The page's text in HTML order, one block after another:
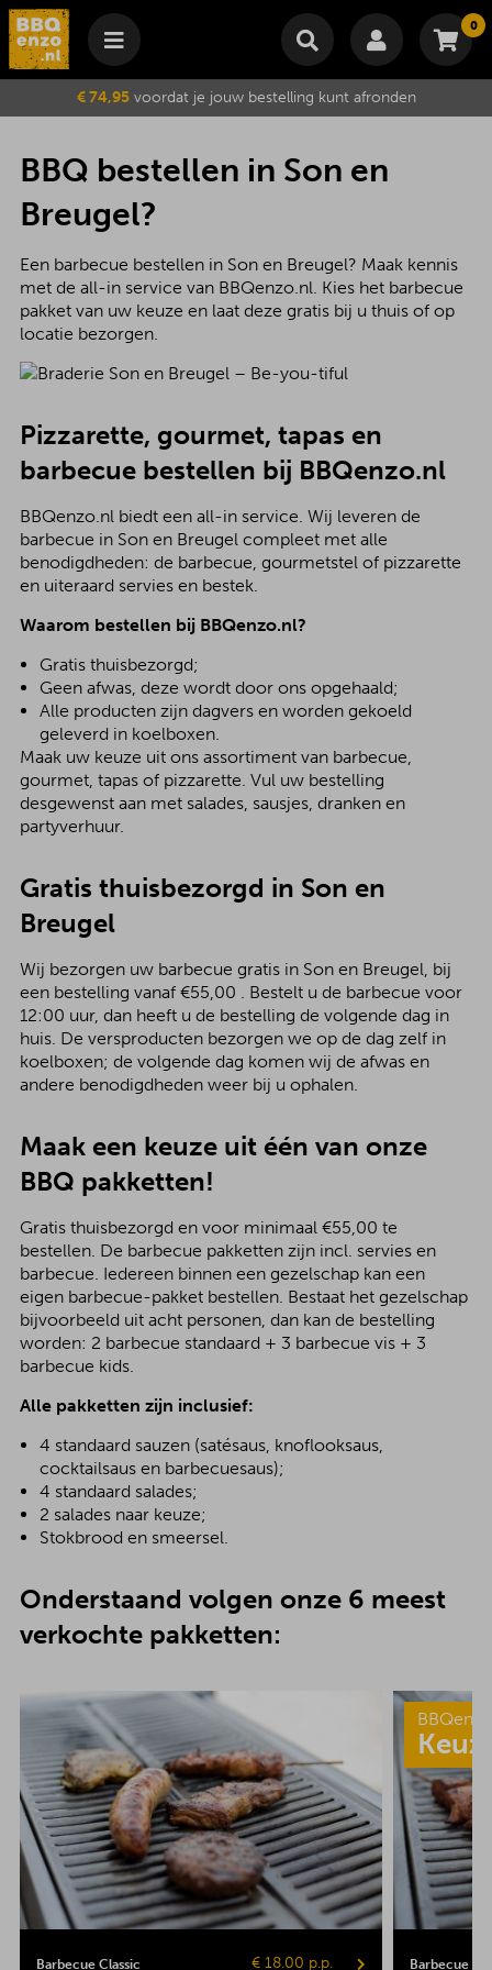
0
Winkelmand
Je winkelwagen is momenteel leeg.
Subtotaal €
Wijzig winkelmand
€ 74,95voordat je jouw bestelling kunt afronden
BBQ bestellen in Son en
Breugel?
Een barbecue bestellen in Son en Breugel? Maak kennis
met de all-in service van BBQenzo.nl. Kies het barbecue
pakket van uw keuze en laat deze gratis bij u thuis of op
locatie bezorgen.
Pizzarette, gourmet, tapas en
barbecue bestellen bij BBQenzo.nl
BBQenzo.nl biedt een all-in service. Wij leveren de
barbecue in Son en Breugel compleet met alle
benodigdheden: de barbecue, gourmetstel of pizzarette
en uiteraard servies en bestek.
Waarom bestellen bij BBQenzo.nl?
Gratis thuisbezorgd;
Geen afwas, deze wordt door ons opgehaald;
Alle producten zijn dagvers en worden gekoeld
geleverd in koelboxen.
Maak uw keuze uit ons assortiment van barbecue,
gourmet, tapas of pizzarette. Vul uw bestelling
desgewenst aan met salades, sausjes, dranken en
partyverhuur.
Gratis thuisbezorgd in Son en
Breugel
Wij bezorgen uw barbecue gratis in Son en Breugel, bij
een bestelling vanaf €55,00 . Bestelt u de barbecue voor
12:00 uur, dan heeft u de bestelling de volgende dag in
huis. De versproducten bezorgen we op de dag zelf in
koelboxen; de volgende dag komen wij de afwas en
andere benodigdheden weer bij u ophalen.
Maak een keuze uit één van onze
BBQ pakketten!
Gratis thuisbezorgd en voor minimaal €55,00 te
bestellen. De barbecue pakketten zijn incl. servies en
barbecue. Iedereen binnen een gezelschap kan een
eigen barbecue-pakket bestellen. Bestaat het gezelschap
bijvoorbeeld uit acht personen, dan kan de bestelling
worden: 2 barbecue standaard + 3 barbecue vis + 3
barbecue kids.
Alle pakketten zijn inclusief:
4 standaard sauzen (satésaus, knoflooksaus,
cocktailsaus en barbecuesaus);
4 standaard salades;
2 salades naar keuze;
Stokbrood en smeersel.
Onderstaand volgen onze 6 meest
verkochte pakketten:
Barbecue Classic € 18.00 p.p. Barbecue